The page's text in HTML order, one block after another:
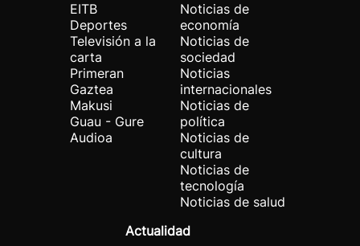
EITB
Deportes
Televisión a la
carta
Primeran
Gaztea
Makusi
Guau - Gure
Audioa
Noticias de
economía
Noticias de
sociedad
Noticias
internacionales
Noticias de
política
Noticias de
cultura
Noticias de
tecnología
Noticias de salud
Actualidad